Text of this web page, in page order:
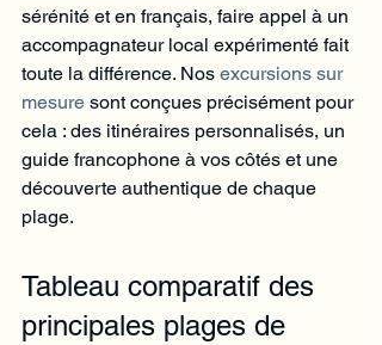
sérénité et en français, faire appel à un
accompagnateur local expérimenté fait
toute la différence. Nos excursions sur
mesure sont conçues précisément pour
cela : des itinéraires personnalisés, un
guide francophone à vos côtés et une
découverte authentique de chaque
plage.
Tableau comparatif des
principales plages de